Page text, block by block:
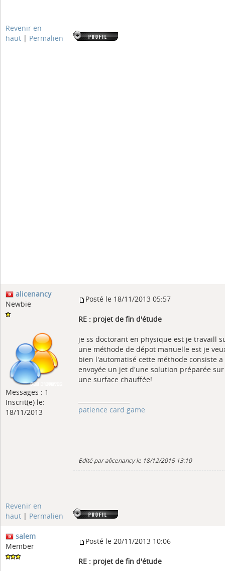
Revenir en
haut | Permalien
alicenancy
Newbie
Messages : 1
Inscrit(e) le:
18/11/2013
Posté le 18/11/2013 05:57
RE : projet de fin d'étude
je ss doctorant en physique est je travaill
une méthode de dépot manuelle est je
bien l'automatisé cette méthode consiste a
envoyée un jet d'une solution préparée sur
une surface chauffée!
patience card game
Edité par alicenancy le 18/12/2015 13:10
Revenir en
haut | Permalien
salem
Member
Posté le 20/11/2013 10:06
RE : projet de fin d'étude